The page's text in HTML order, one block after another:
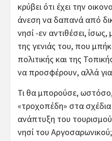
κρύβει ότι έχει την
άνεση να δαπανά από
νησί -εν αντιθέσει,
της γενιάς του, που
πολιτικής και της
να προσφέρουν, αλλά
Τι θα μπορούσε,
«τροχοπέδη» στα
ανάπτυξη του
νησί του